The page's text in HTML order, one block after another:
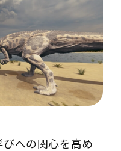
への関心を高め